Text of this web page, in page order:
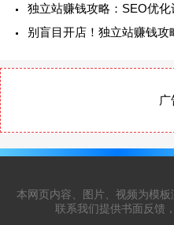
独立站赚钱攻略：SEO优化
别盲目开店！独立站赚钱攻
广
本网页内容、图片、视频为模
联系我们提供书面反馈